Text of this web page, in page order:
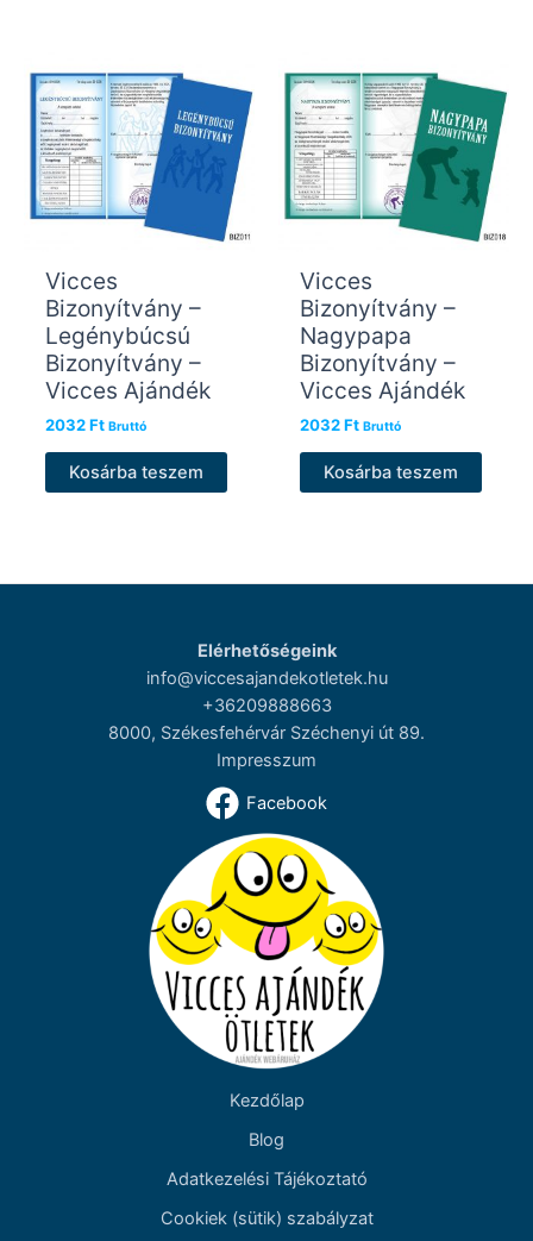
Vicces
Bizonyítvány –
Legénybúcsú
Bizonyítvány –
Vicces Ajándék
2032Ft Bruttó
Kosárba teszem
Vicces
Bizonyítvány –
Nagypapa
Bizonyítvány –
Vicces Ajándék
2032Ft Bruttó
Kosárba teszem
Elérhetőségeink
info@viccesajandekotletek.hu
+36209888663
8000, Székesfehérvár Széchenyi út 89.
Impresszum
Facebook
Kezdőlap
Blog
Adatkezelési Tájékoztató
Cookiek (sütik) szabályzat